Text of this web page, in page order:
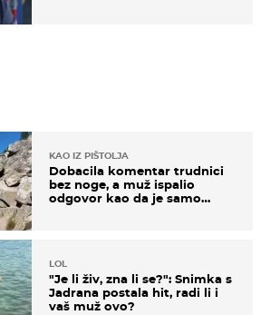
KAO IZ PIŠTOLJA
Dobacila komentar trudnici
bez noge, a muž ispalio
odgovor kao da je samo
LOL
"Je li živ, zna li se?": Snimka s
Jadrana postala hit, radi li i
vaš muž ovo?